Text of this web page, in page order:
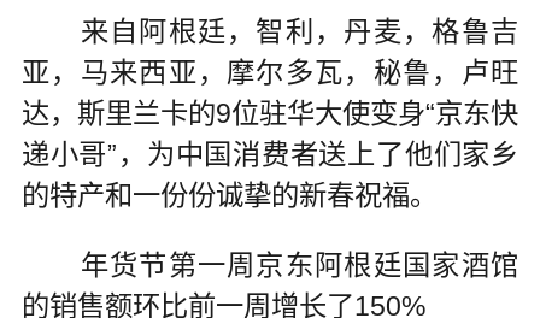
来自阿根廷，智利，丹麦，格鲁吉
亚，马来西亚，摩尔多瓦，秘鲁，卢旺
达，斯里兰卡的9位驻华大使变身“京东快
递小哥”，为中国消费者送上了他们家乡
的特产和一份份诚挚的新春祝福。
年货节第一周京东阿根廷国家酒馆
的销售额环比前一周增长了150%